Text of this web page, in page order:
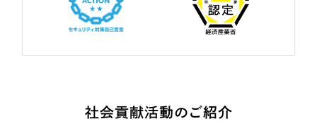
社会貢献活動のご紹介